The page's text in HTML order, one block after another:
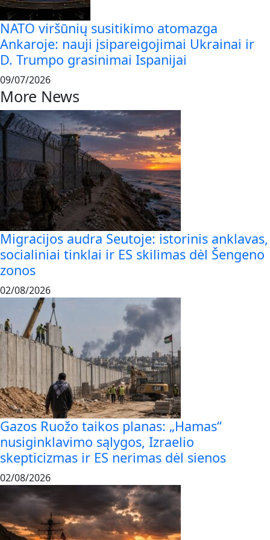
NATO viršūnių susitikimo atomazga
Ankaroje: nauji įsipareigojimai Ukrainai ir
D. Trumpo grasinimai Ispanijai
09/07/2026
More News
Migracijos audra Seutoje: istorinis anklavas,
socialiniai tinklai ir ES skilimas dėl Šengeno
zonos
02/08/2026
Gazos Ruožo taikos planas: „Hamas“
nusiginklavimo sąlygos, Izraelio
skepticizmas ir ES nerimas dėl sienos
02/08/2026